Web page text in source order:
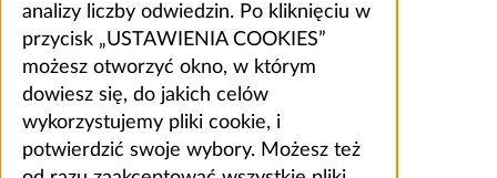
analizy liczby odwiedzin. Po kliknięciu w
przycisk „USTAWIENIA COOKIES”
możesz otworzyć okno, w którym
dowiesz się, do jakich celów
wykorzystujemy pliki cookie, i
potwierdzić swoje wybory. Możesz też